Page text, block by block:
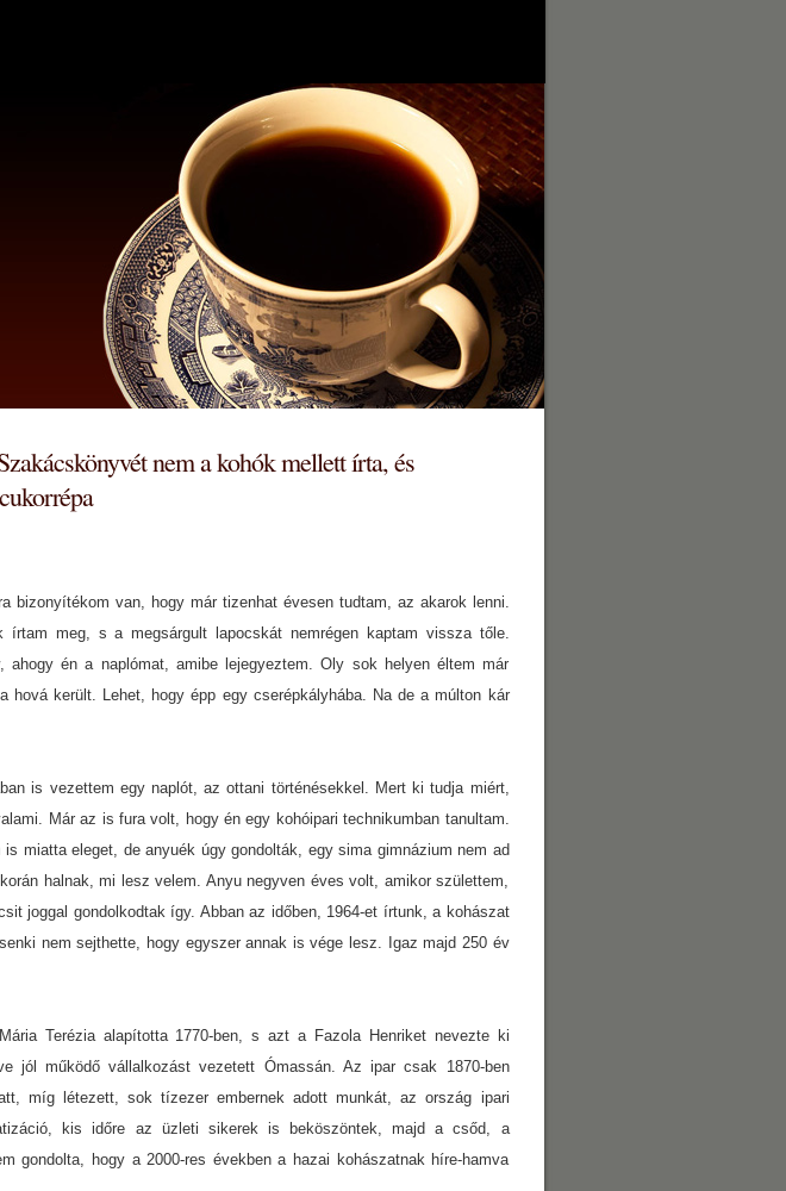
nem a kohók mellett írta, és
bizonyítékom van, hogy már tizenhat évesen tudtam, az akarok lenni.
írtam meg, s a megsárgult lapocskát nemrégen kaptam vissza tőle.
ahogy én a naplómat, amibe lejegyeztem. Oly sok helyen éltem már
hová került. Lehet, hogy épp egy cserépkályhába. Na de a múlton kár
is vezettem egy naplót, az ottani történésekkel. Mert ki tudja miért,
Már az is fura volt, hogy én egy kohóipari technikumban tanultam.
miatta eleget, de anyuék úgy gondolták, egy sima gimnázium nem ad
halnak, mi lesz velem. Anyu negyven éves volt, amikor születtem,
joggal gondolkodtak így. Abban az időben, 1964-et írtunk, a kohászat
nem sejthette, hogy egyszer annak is vége lesz. Igaz majd 250 év
Terézia alapította 1770-ben, s azt a Fazola Henriket nevezte ki
jól működő vállalkozást vezetett Ómassán. Az ipar csak 1870-ben
míg létezett, sok tízezer embernek adott munkát, az ország ipari
kis időre az üzleti sikerek is beköszöntek, majd a csőd, a
gondolta, hogy a 2000-res években a hazai kohászatnak híre-hamva